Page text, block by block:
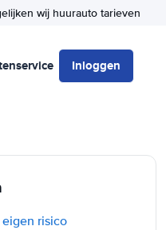
wij huurauto tarieven
Inloggen
risico